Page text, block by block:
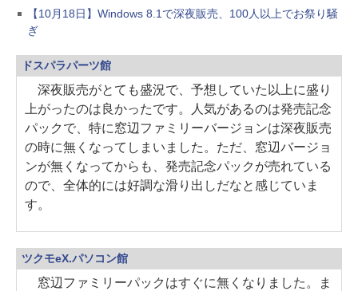
【10月18日】Windows 8.1で深夜販売、100人以上でお祭り騒
ぎ
ドスパラパーツ館
深夜販売がとても盛況で、予想していた以上に盛り
上がったのは良かったです。人気があるのは発売記念
パックで、特に窓辺ファミリーバージョンは深夜販売
の時に無くなってしまいました。ただ、窓辺バージョ
ンが無くなってからも、発売記念パックが売れている
ので、全体的には好調な滑り出しだなと感じていま
す。
ツクモeX.パソコン館
窓辺ファミリーパックはすぐに無くなりました。ま